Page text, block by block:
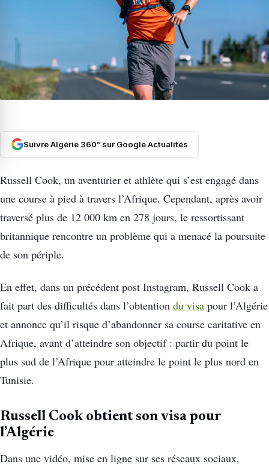
Suivre Algérie 360° sur Google Actualités
Russell Cook, un aventurier et athlète qui s’est engagé dans
une course à pied à travers l’Afrique. Cependant, après avoir
traversé plus de 12 000 km en 278 jours, le ressortissant
britannique rencontre un problème qui a menacé la poursuite
de son périple.
En effet, dans un précédent post Instagram, Russell Cook a
fait part des difficultés dans l’obtention du visa pour l’Algérie
et annonce qu’il risque d’abandonner sa course caritative en
Afrique, avant d’atteindre son objectif : partir du point le
plus sud de l’Afrique pour atteindre le point le plus nord en
Tunisie.
Russell Cook obtient son visa pour
l’Algérie
Dans une vidéo, mise en ligne sur ses réseaux sociaux,